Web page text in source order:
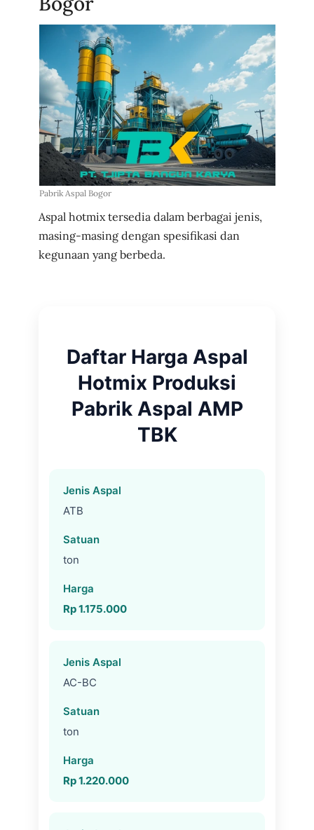
Pabrik Aspal Bogor
Aspal hotmix tersedia dalam berbagai jenis,
masing-masing dengan spesifikasi dan
kegunaan yang berbeda.
Daftar Harga Aspal
Hotmix Produksi
Pabrik Aspal AMP
TBK
ATB
ton
Rp 1.175.000
AC-BC
ton
Rp 1.220.000